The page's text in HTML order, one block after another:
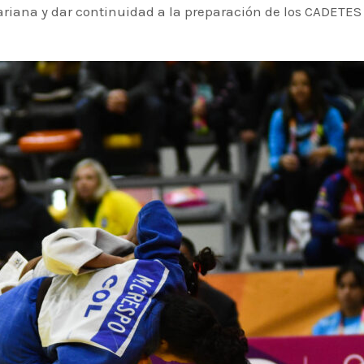
y dar continuidad a la preparación de los